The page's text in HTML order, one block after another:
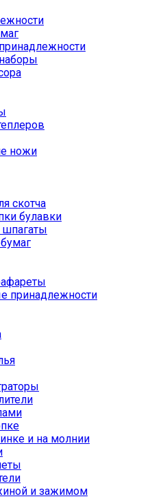
ножи
скотча
булавки
принадлежности
и на молнии
и зажимом